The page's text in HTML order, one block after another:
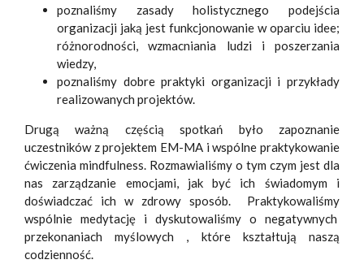
poznaliśmy zasady holistycznego podejścia
organizacji jaką jest funkcjonowanie w oparciu idee;
różnorodności, wzmacniania ludzi i poszerzania
wiedzy,
poznaliśmy dobre praktyki organizacji i przykłady
realizowanych projektów.
Drugą ważną częścią spotkań było zapoznanie
uczestników z projektem EM-MA i wspólne praktykowanie
ćwiczenia mindfulness. Rozmawialiśmy o tym czym jest dla
nas zarządzanie emocjami, jak być ich świadomym i
doświadczać ich w zdrowy sposób. Praktykowaliśmy
wspólnie medytację i dyskutowaliśmy o negatywnych
przekonaniach myślowych , które kształtują naszą
codzienność.